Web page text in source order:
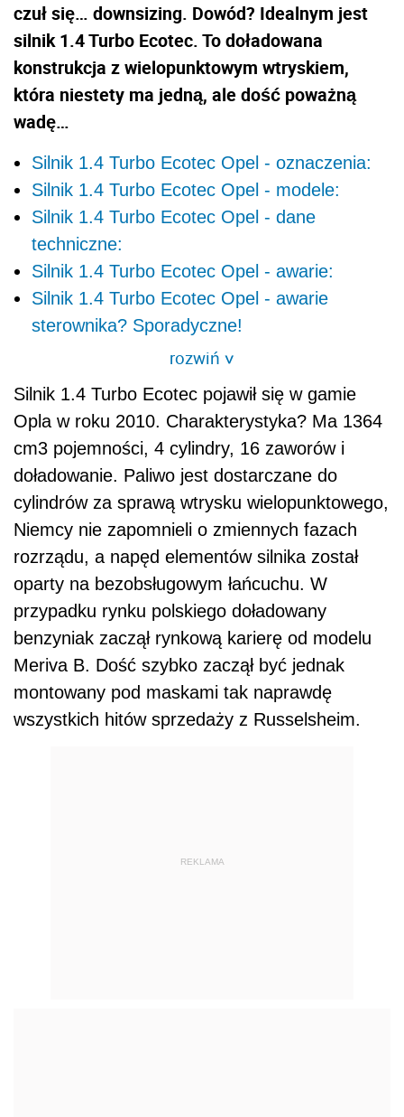
czuł się… downsizing. Dowód? Idealnym jest
silnik 1.4 Turbo Ecotec. To doładowana
konstrukcja z wielopunktowym wtryskiem,
która niestety ma jedną, ale dość poważną
wadę…
Silnik 1.4 Turbo Ecotec Opel - oznaczenia:
Silnik 1.4 Turbo Ecotec Opel - modele:
Silnik 1.4 Turbo Ecotec Opel - dane
techniczne:
Silnik 1.4 Turbo Ecotec Opel - awarie:
Silnik 1.4 Turbo Ecotec Opel - awarie
sterownika? Sporadyczne!
rozwiń>
Silnik 1.4 Turbo Ecotec pojawił się w gamie
Opla w roku 2010. Charakterystyka? Ma 1364
cm3 pojemności, 4 cylindry, 16 zaworów i
doładowanie. Paliwo jest dostarczane do
cylindrów za sprawą wtrysku wielopunktowego,
Niemcy nie zapomnieli o zmiennych fazach
rozrządu, a napęd elementów silnika został
oparty na bezobsługowym łańcuchu. W
przypadku rynku polskiego doładowany
benzyniak zaczął rynkową karierę od modelu
Meriva B. Dość szybko zaczął być jednak
montowany pod maskami tak naprawdę
wszystkich hitów sprzedaży z Russelsheim.
REKLAMA